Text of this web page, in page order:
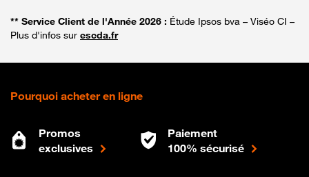
** Service Client de l'Année 2026 : Étude Ipsos bva – Viséo CI –
Plus d'infos sur escda.fr
Pourquoi acheter en ligne
Promos
exclusives
Paiement
100% sécurisé